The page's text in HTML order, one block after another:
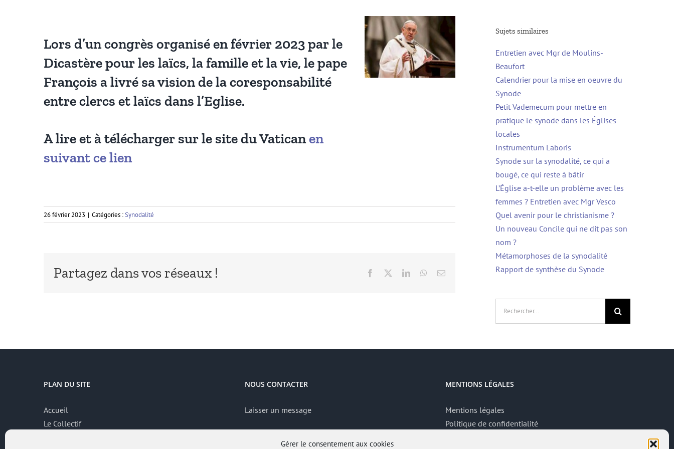
Gérer le consentement aux cookies
Lors d’un congrès organisé en février 2023 par le
Dicastère pour les laïcs, la famille et la vie, le pape
François a livré sa vision de la coresponsabilité
entre clercs et laïcs dans l’Eglise.
A lire et à télécharger sur le site du Vaticanen
suivant ce lien
26 février 2023 | Catégories :Synodalité
Partagez dans vos réseaux ! Facebook LinkedInWhatsApp
Email
Sujets similaires
Entretien avec Mgr de Moulins-
Beaufort
Calendrier pour la mise en oeuvre du
Synode
Petit Vademecum pour mettre en
pratique le synode dans les Églises
locales
Instrumentum Laboris
Synode sur la synodalité, ce qui a
bougé, ce qui reste à bâtir
L’Église a-t-elle un problème avec les
femmes ? Entretien avec Mgr Vesco
Quel avenir pour le christianisme ?
Un nouveau Concile qui ne dit pas son
nom ?
Métamorphoses de la synodalité
Rapport de synthèse du Synode
PLAN DU SITE
Accueil
Le Collectif
NOUS CONTACTER
Laisser un message
MENTIONS LÉGALES
Mentions légales
Politique de confidentialité